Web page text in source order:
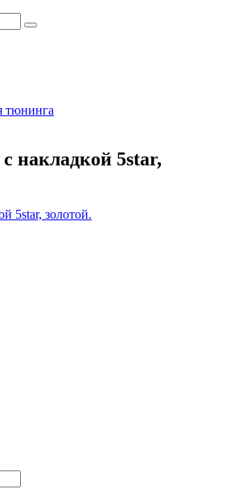
тюнинга
накладкой 5star,